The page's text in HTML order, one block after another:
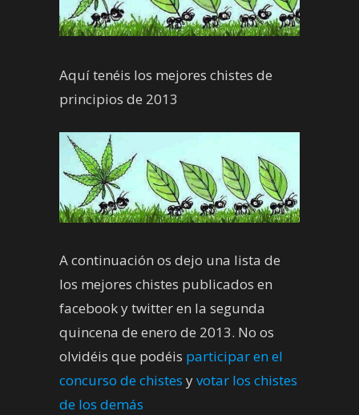
Aquí tenéis los mejores chistes de
principios de 2013
A continuación os dejo una lista de
los mejores chistes publicados en
facebook y twitter en la segunda
quincena de enero de 2013. No os
olvidéis que podéis participar en el
concurso de chistes yvotar los chistes
de los demás